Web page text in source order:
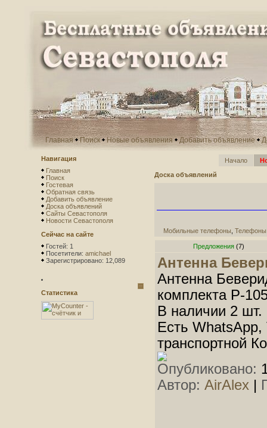
Главная Поиск Новые объявления Добавить объявление
Навигация
Главная
Поиск
Гостевая
Обратная связь
Добавить объявление
Доска объявлений
Сайты Севастополя
Новости Севастополя
Сейчас на сайте
Гостей: 1
Посетители: amichael
Зарегистрировано: 12,089
Статистика
Начало
Доска объявлений
Мобильные телефоны
Предложения (7)
Антенна
Антенна
комплекта Р-
В наличии 2
Есть
транспортной
Опубликовано:
Автор: AirAlex |